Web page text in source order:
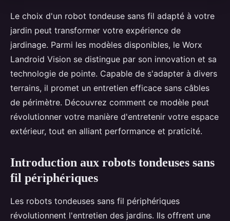
Le choix d'un robot tondeuse sans fil adapté à votre
jardin peut transformer votre expérience de
jardinage. Parmi les modèles disponibles, le Worx
Landroid Vision se distingue par son innovation et sa
technologie de pointe. Capable de s'adapter à divers
terrains, il promet un entretien efficace sans câbles
de périmètre. Découvrez comment ce modèle peut
révolutionner votre manière d'entretenir votre espace
extérieur, tout en alliant performance et praticité.
Introduction aux robots tondeuses sans
fil périphériques
Les robots tondeuses sans fil périphériques
révolutionnent l'entretien des jardins. Ils offrent une